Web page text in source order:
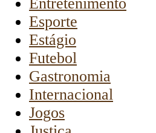
Esporte
Estágio
Futebol
Gastronomia
Internacional
Jogos